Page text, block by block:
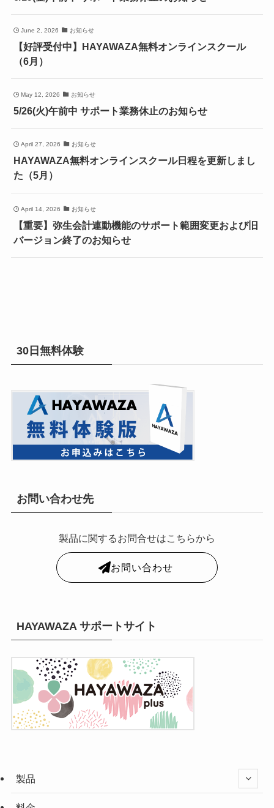
June 2, 2026 お知らせ
【好評受付中】HAYAWAZA無料オンラインスクール
（6月）
May 12, 2026 お知らせ
5/26(火)午前中 サポート業務休止のお知らせ
April 27, 2026 お知らせ
HAYAWAZA無料オンラインスクール日程を更新しまし
た（5月）
April 14, 2026 お知らせ
【重要】弥生会計連動機能のサポート範囲変更および旧
バージョン終了のお知らせ
30日無料体験
お問い合わせ先
製品に関するお問合せはこちらから
お問い合わせ
HAYAWAZA サポートサイト
製品